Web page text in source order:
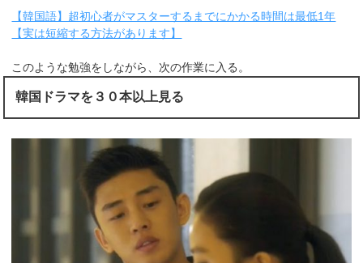
【韓国語】超初心者がマスターするまでにかかる時間は最低1年
【実は短縮する方法があります】
このような勉強をしながら、次の作業に入る。
韓国ドラマを３０本以上見る